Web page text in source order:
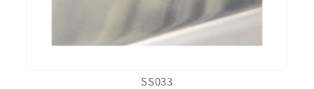
SS033